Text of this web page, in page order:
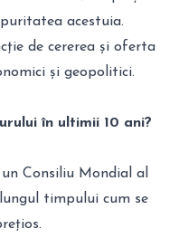
acestuia.
de cererea și oferta
și geopolitici.
în ultimii 10 ani?
Consiliu Mondial al
timpului cum se